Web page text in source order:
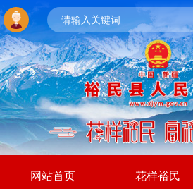
网站首页 花样裕民